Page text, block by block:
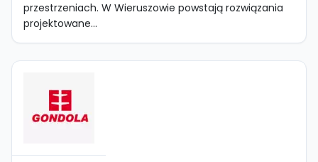
przestrzeniach. W Wieruszowie powstają rozwiązania
projektowane...